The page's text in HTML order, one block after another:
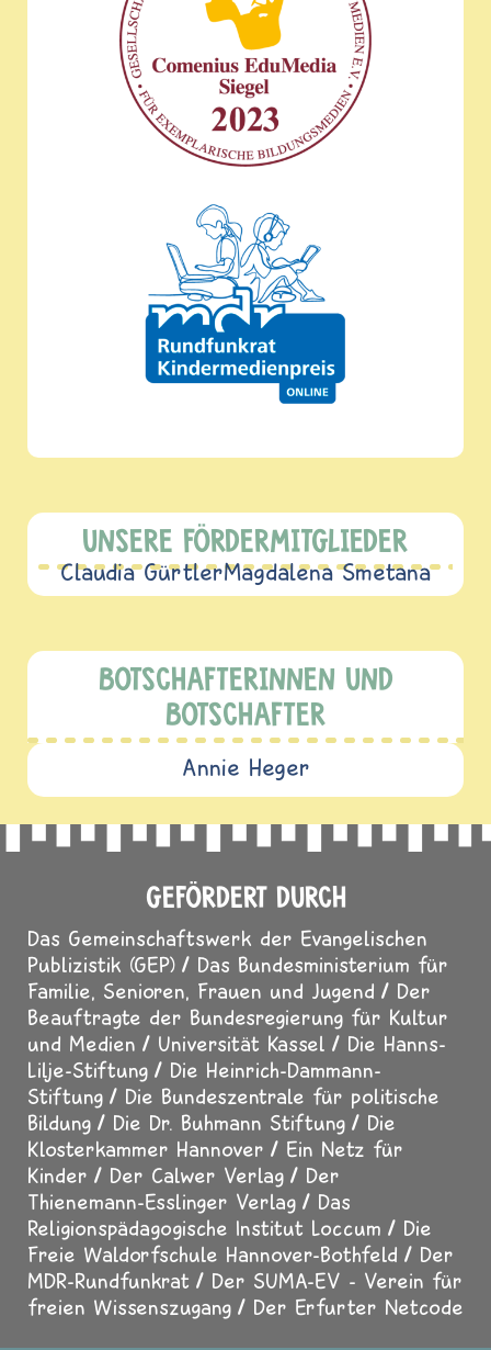
UNSERE FÖRDERMITGLIEDER
Claudia GürtlerMagdalena Smetana
BOTSCHAFTERINNEN UND
BOTSCHAFTER
Annie Heger
GEFÖRDERT DURCH
Das Gemeinschaftswerk der Evangelischen
Publizistik (GEP)
Das Bundesministerium für
Familie, Senioren, Frauen und Jugend
Der
Beauftragte der Bundesregierung für Kultur
und Medien
Universität Kassel
Die Hanns-
Lilje-Stiftung
Die Heinrich-Dammann-
Stiftung
Die Bundeszentrale für politische
Bildung
Die Dr. Buhmann Stiftung
Die
Klosterkammer Hannover
Ein Netz für
Kinder
Der Calwer Verlag
Der
Thienemann-Esslinger Verlag
Das
Religionspädagogische Institut Loccum
Die
Freie Waldorfschule Hannover-Bothfeld
Der
MDR-Rundfunkrat
Der SUMA-EV - Verein für
freien Wissenszugang
Der Erfurter Netcode